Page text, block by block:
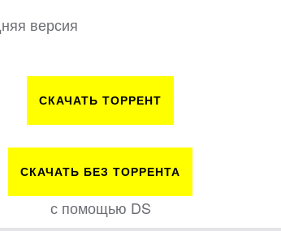
версия
СКАЧАТЬ ТОРРЕНТ
СКАЧАТЬ БЕЗ ТОРРЕНТА
с помощью DS